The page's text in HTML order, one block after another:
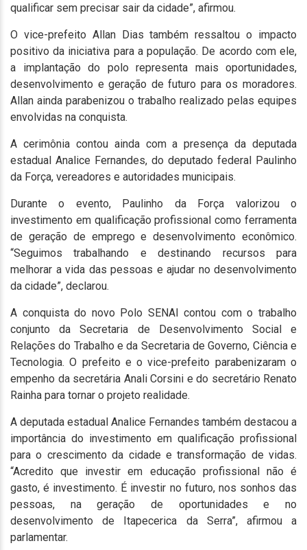
qualificar sem precisar sair da cidade”, afirmou.
O vice-prefeito Allan Dias também ressaltou o impacto
positivo da iniciativa para a população. De acordo com ele,
a implantação do polo representa mais oportunidades,
desenvolvimento e geração de futuro para os moradores.
Allan ainda parabenizou o trabalho realizado pelas equipes
envolvidas na conquista.
A cerimônia contou ainda com a presença da deputada
estadual Analice Fernandes, do deputado federal Paulinho
da Força, vereadores e autoridades municipais.
Durante o evento, Paulinho da Força valorizou o
investimento em qualificação profissional como ferramenta
de geração de emprego e desenvolvimento econômico.
“Seguimos trabalhando e destinando recursos para
melhorar a vida das pessoas e ajudar no desenvolvimento
da cidade”, declarou.
A conquista do novo Polo SENAI contou com o trabalho
conjunto da Secretaria de Desenvolvimento Social e
Relações do Trabalho e da Secretaria de Governo, Ciência e
Tecnologia. O prefeito e o vice-prefeito parabenizaram o
empenho da secretária Anali Corsini e do secretário Renato
Rainha para tornar o projeto realidade.
A deputada estadual Analice Fernandes também destacou a
importância do investimento em qualificação profissional
para o crescimento da cidade e transformação de vidas.
“Acredito que investir em educação profissional não é
gasto, é investimento. É investir no futuro, nos sonhos das
pessoas, na geração de oportunidades e no
desenvolvimento de Itapecerica da Serra”, afirmou a
parlamentar.